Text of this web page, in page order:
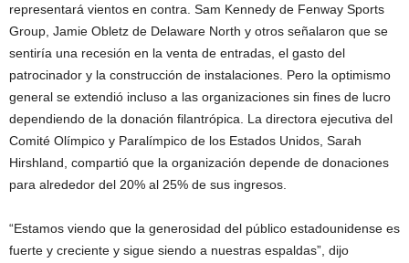
representará vientos en contra. Sam Kennedy de Fenway Sports
Group, Jamie Obletz de Delaware North y otros señalaron que se
sentiría una recesión en la venta de entradas, el gasto del
patrocinador y la construcción de instalaciones. Pero la optimismo
general se extendió incluso a las organizaciones sin fines de lucro
dependiendo de la donación filantrópica. La directora ejecutiva del
Comité Olímpico y Paralímpico de los Estados Unidos, Sarah
Hirshland, compartió que la organización depende de donaciones
para alrededor del 20% al 25% de sus ingresos.
“Estamos viendo que la generosidad del público estadounidense es
fuerte y creciente y sigue siendo a nuestras espaldas”, dijo